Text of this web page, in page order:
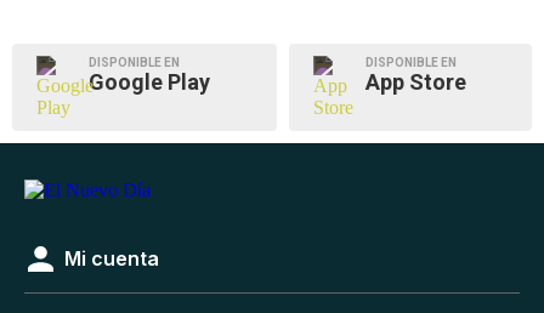
DISPONIBLE EN
Google Play
DISPONIBLE EN
App Store
Mi cuenta